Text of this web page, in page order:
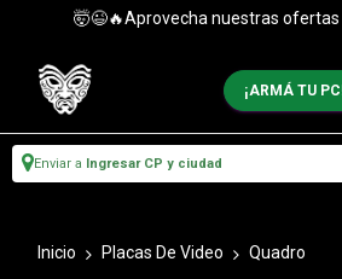
🤯😉🔥Aprovecha nuestras ofertas
¡ARMÁ TU
Enviar a Ingresar CP y ciudad
Inicio Placas De Video Quadro